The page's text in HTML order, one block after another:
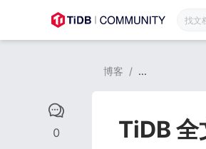
0
博客 / ...
TiDB 全